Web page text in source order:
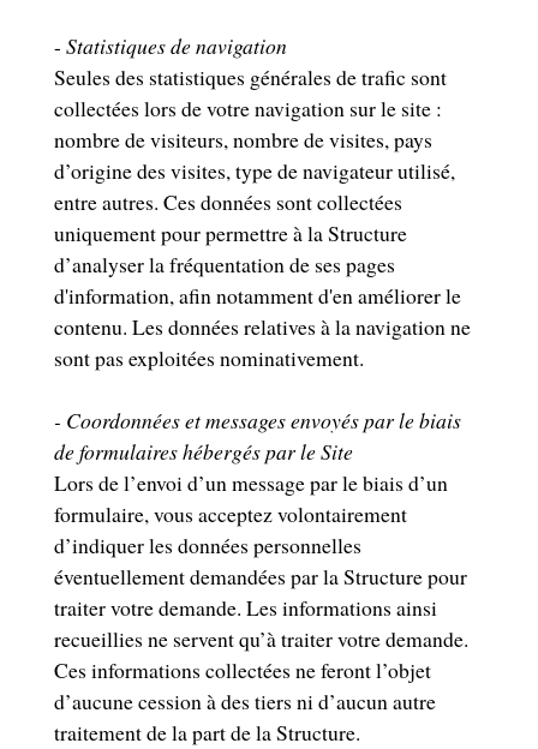
- Statistiques de navigation
Seules des statistiques générales de trafic sont
collectées lors de votre navigation sur le site :
nombre de visiteurs, nombre de visites, pays
d’origine des visites, type de navigateur utilisé,
entre autres. Ces données sont collectées
uniquement pour permettre à la Structure
d’analyser la fréquentation de ses pages
d'information, afin notamment d'en améliorer le
contenu. Les données relatives à la navigation ne
sont pas exploitées nominativement.
- Coordonnées et messages envoyés par le biais
de formulaires hébergés par le Site
Lors de l’envoi d’un message par le biais d’un
formulaire, vous acceptez volontairement
d’indiquer les données personnelles
éventuellement demandées par la Structure pour
traiter votre demande. Les informations ainsi
recueillies ne servent qu’à traiter votre demande.
Ces informations collectées ne feront l’objet
d’aucune cession à des tiers ni d’aucun autre
traitement de la part de la Structure.